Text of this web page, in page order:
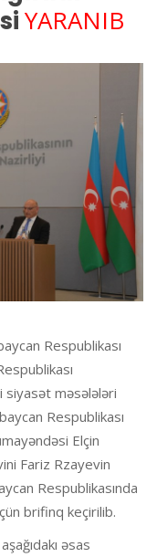
YARANIB
Respublikası
siyasət məsələləri
Respublikası
Elçin
Fariz Rzayevin
Respublikasında
brifinq keçirilib.
əsas